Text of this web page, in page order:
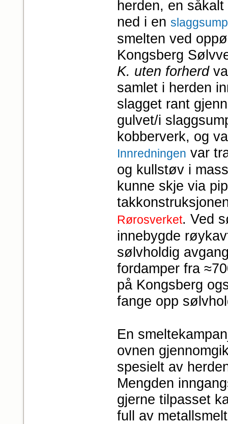
herden, en
ned i en slaggsump
smelten ved
Kongsberg
K. uten forherd
samlet i herden
slagget rant
gulvet/i
kobberverk, og
Innredningen var
og kullstøv i
kunne skje via
Rørosverket. Ved
innebygde
sølvholdig
fordamper fra
på Kongsberg
fange opp
En
ovnen
spesielt av
Mengden
gjerne tilpasset
full av